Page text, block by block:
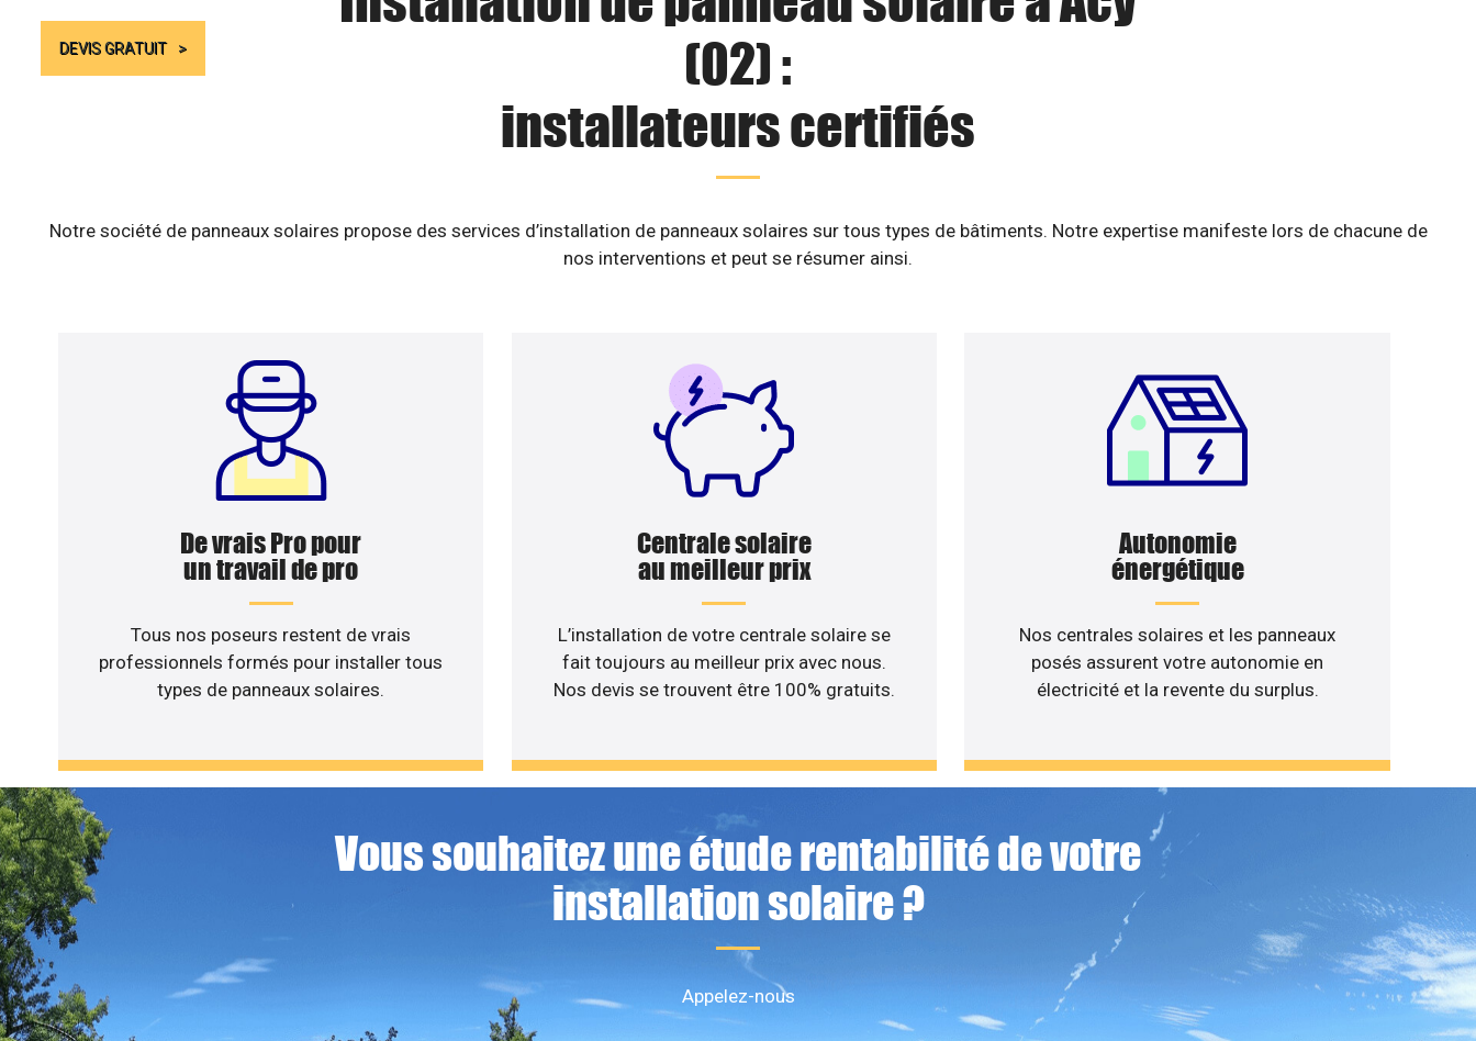
DEVIS GRATUIT
(02) :
installateurs certifiés
Notre société de panneaux solaires propose des services d’installation de panneaux solaires sur tous types de bâtiments. Notre expertise manifeste lors de chacune de
nos interventions et peut se résumer ainsi.
De vrais Pro pour
un travail de pro
Tous nos poseurs restent de vrais
professionnels formés pour installer tous
types de panneaux solaires.
Centrale solaire
au meilleur prix
L’installation de votre centrale solaire se
fait toujours au meilleur prix avec nous.
Nos devis se trouvent être 100% gratuits.
Autonomie
énergétique
Nos centrales solaires et les panneaux
posés assurent votre autonomie en
électricité et la revente du surplus.
Vous souhaitez une étude rentabilité de votre
installation solaire ?
Appelez-nous